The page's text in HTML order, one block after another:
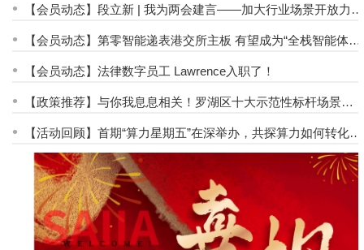
•
【会员动态】段立新 | 我为两会建言——加大行业场景开放力
•
【会员动态】第零智能递表港交所主板 有望成为“全栈智能体即
• 【会员动态】法律数字员工 Lawrence入职了！
•
【政策推荐】与你我息息相关！罗湖区十大示范性标杆场景亮
•
【活动回顾】首期“算力星期五”在深举办，共探算力如何转化为
生产力